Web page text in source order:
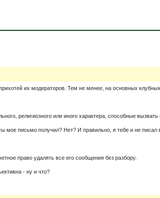
их модераторов. Тем не менее, на основных
религиозного или иного характера, способные
мое письмо получил? Нет? И правильно, я тебе и не
право удалять все его сообщения без разбору.
- ну и что?